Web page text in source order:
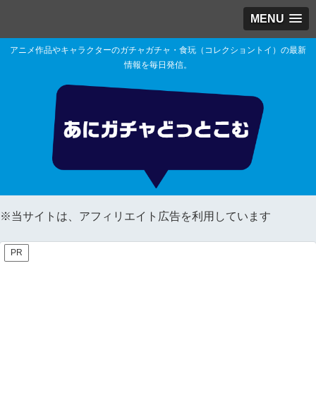
MENU
アニメ作品やキャラクターのガチャガチャ・食玩（コレクショントイ）の最新
情報を毎日発信。
※当サイトは、アフィリエイト広告を利用しています
PR